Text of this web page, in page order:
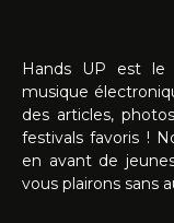
Hands UP est le
musique
des articles,
festivals favoris !
en avant de
vous plairons sans